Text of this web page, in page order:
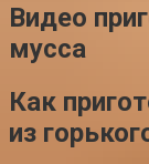
Видео
мусса
Как
из